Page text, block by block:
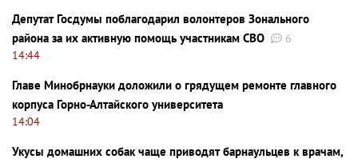
Депутат Госдумы поблагодарил волонтеров Зонального
района за их активную помощь участникам СВО
6
14:44
Главе Минобрнауки доложили о грядущем ремонте главного
корпуса Горно-Алтайского университета
14:04
Укусы домашних собак чаще приводят барнаульцев к врачам,